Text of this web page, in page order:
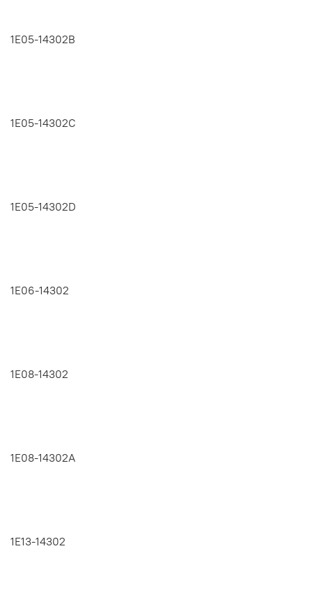
1E05-14302B
1E05-14302C
1E05-14302D
1E06-14302
1E08-14302
1E08-14302A
1E13-14302